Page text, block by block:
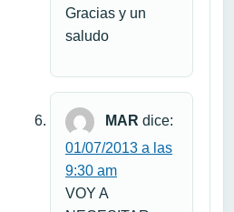
Gracias y un
saludo
MAR dice:
01/07/2013 a las
9:30 am
VOY A